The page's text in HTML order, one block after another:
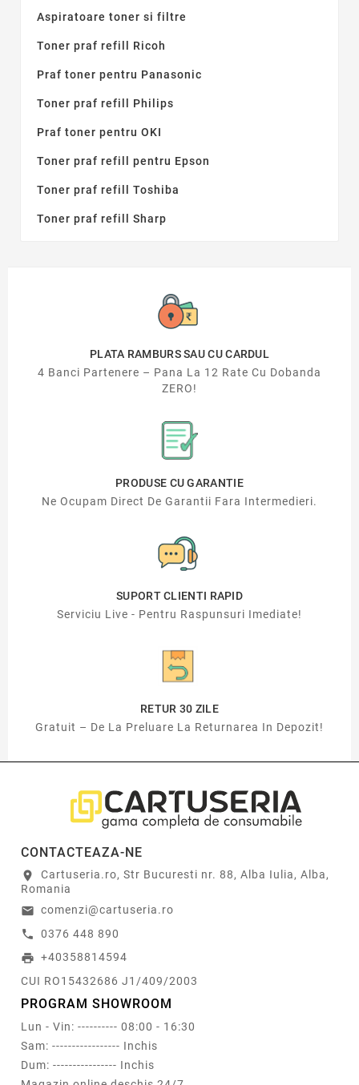
Aspiratoare toner si filtre
Toner praf refill Ricoh
Praf toner pentru Panasonic
Toner praf refill Philips
Praf toner pentru OKI
Toner praf refill pentru Epson
Toner praf refill Toshiba
Toner praf refill Sharp
PLATA RAMBURS SAU CU CARDUL
4 Banci Partenere – Pana La 12 Rate Cu Dobanda
ZERO!
PRODUSE CU GARANTIE
Ne Ocupam Direct De Garantii Fara Intermedieri.
SUPORT CLIENTI RAPID
Serviciu Live - Pentru Raspunsuri Imediate!
RETUR 30 ZILE
Gratuit – De La Preluare La Returnarea In Depozit!
CONTACTEAZA-NE
location_on
Cartuseria.ro, Str Bucuresti nr. 88, Alba Iulia, Alba,
Romania
email comenzi@cartuseria.ro
call 0376 448 890
print +40358814594
CUI RO15432686 J1/409/2003
PROGRAM SHOWROOM
Lun - Vin: ---------- 08:00 - 16:30
Sam: ----------------- Inchis
Dum: ---------------- Inchis